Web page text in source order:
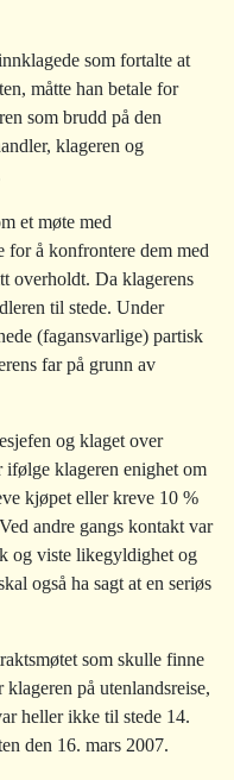
som fortalte at
måtte han betale for
som brudd på den
klageren og
et møte med
for å konfrontere dem med
overholdt. Da klagerens
til stede. Under
(fagansvarlige) partisk
far på grunn av
og klaget over
ifølge klageren enighet om
kjøpet eller kreve 10 %
andre gangs kontakt var
og viste likegyldighet og
også ha sagt at en seriøs
som skulle finne
på utenlandsreise,
heller ikke til stede 14.
den 16. mars 2007.